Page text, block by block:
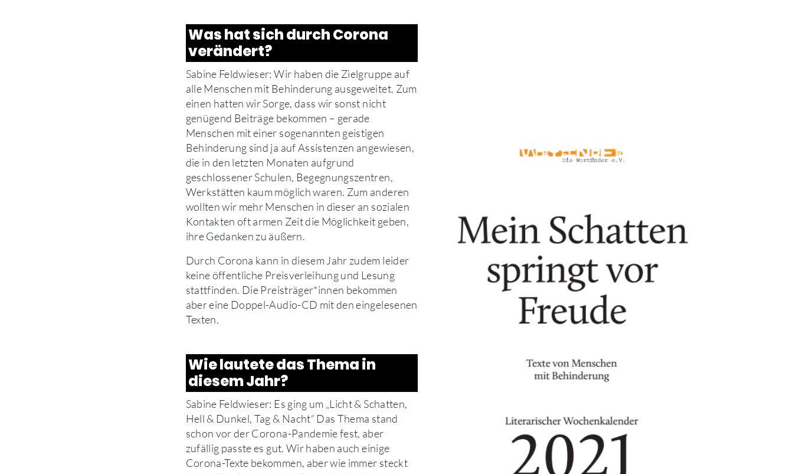
Was hat sich durch Corona
verändert?
Sabine Feldwieser: Wir haben die Zielgruppe auf
alle Menschen mit Behinderung ausgeweitet. Zum
einen hatten wir Sorge, dass wir sonst nicht
genügend Beiträge bekommen – gerade
Menschen mit einer sogenannten geistigen
Behinderung sind ja auf Assistenzen angewiesen,
die in den letzten Monaten aufgrund
geschlossener Schulen, Begegnungszentren,
Werkstätten kaum möglich waren. Zum anderen
wollten wir mehr Menschen in dieser an sozialen
Kontakten oft armen Zeit die Möglichkeit geben,
ihre Gedanken zu äußern.
Durch Corona kann in diesem Jahr zudem leider
keine öffentliche Preisverleihung und Lesung
stattfinden. Die Preisträger*innen bekommen
aber eine Doppel-Audio-CD mit den eingelesenen
Texten.
Wie lautete das Thema in
diesem Jahr?
Sabine Feldwieser: Es ging um „Licht & Schatten,
Hell & Dunkel, Tag & Nacht“ Das Thema stand
schon vor der Corona-Pandemie fest, aber
zufällig passte es gut. Wir haben auch einige
Corona-Texte bekommen, aber wie immer steckt